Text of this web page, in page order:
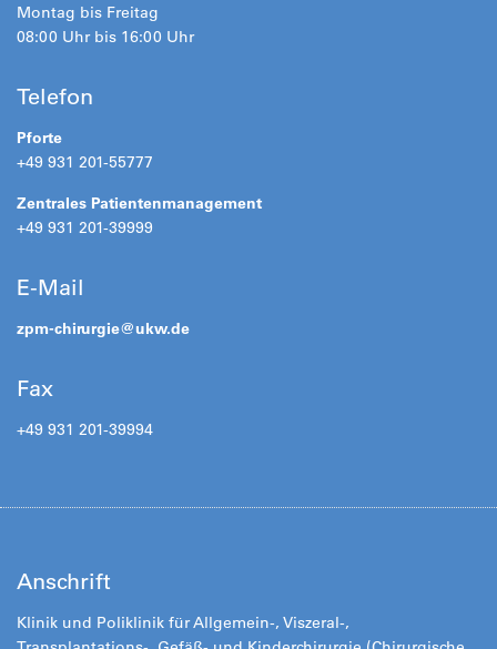
Montag bis Freitag
08:00 Uhr bis 16:00 Uhr
Telefon
Pforte
+49 931 201-55777
Zentrales Patientenmanagement
+49 931 201-39999
E-Mail
zpm-chirurgie@ukw.de
Fax
+49 931 201-39994
Anschrift
Klinik und Poliklinik für Allgemein-, Viszeral-,